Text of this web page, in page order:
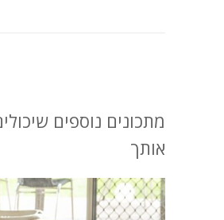
מתכונים נוספים
אותך